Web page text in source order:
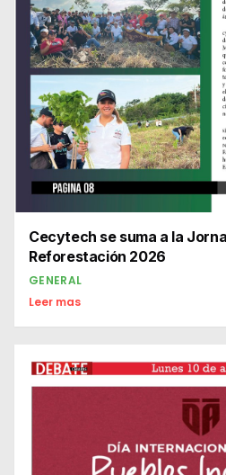
Cecytech se suma a la
Reforestación 2026
GENERAL
Leer mas